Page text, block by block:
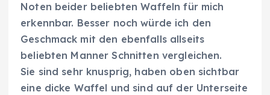
Noten beider beliebten Waffeln für mich
erkennbar. Besser noch würde ich den
Geschmack mit den ebenfalls allseits
beliebten Manner Schnitten vergleichen.
Sie sind sehr knusprig, haben oben sichtbar
eine dicke Waffel und sind auf der Unterseite